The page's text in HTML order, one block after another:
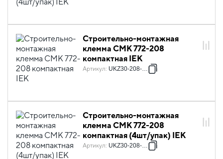
Строительно-монтажная
клемма СМК 772-208
компактная IEK
Артикул: UKZ30-208-001
Строительно-монтажная
клемма СМК 772-208
компактная (4шт/упак) IEK
Артикул: UKZ30-208-004